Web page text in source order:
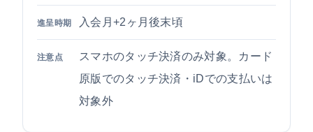
進呈時期 入会月+2ヶ月後末頃
注意点
スマホのタッチ決済のみ対象。カード
原版でのタッチ決済・iDでの支払いは
対象外